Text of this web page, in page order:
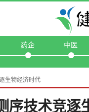
药企 中医
生物经济时代
序技术竞逐